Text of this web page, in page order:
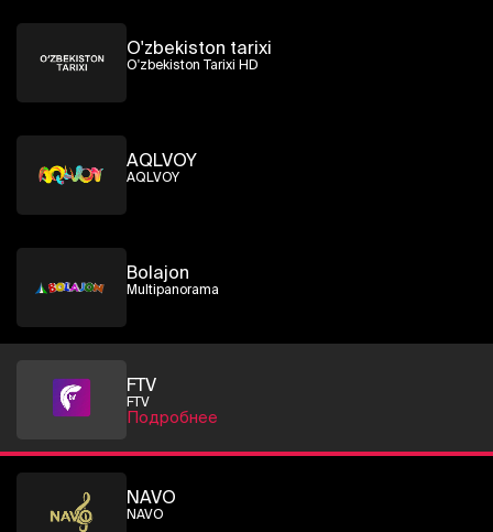
O'zbekiston tarixi
O'zbekiston Tarixi HD
AQLVOY
AQLVOY
Bolajon
Multipanorama
FTV
FTV
Подробнее
NAVO
NAVO